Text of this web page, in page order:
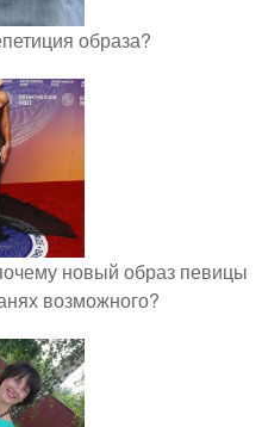
образа?
новый образ певицы
возможного?